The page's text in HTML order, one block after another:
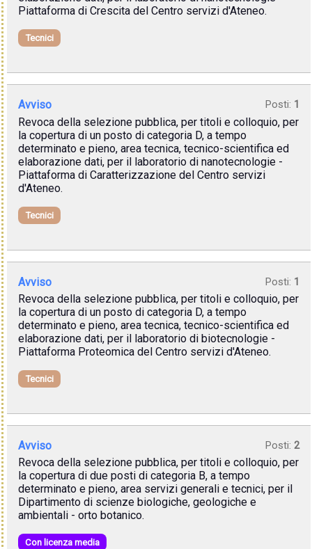
Piattaforma di Crescita del Centro servizi d'Ateneo.
Tecnici
Avviso Posti: 1
Revoca della selezione pubblica, per titoli e colloquio, per
la copertura di un posto di categoria D, a tempo
determinato e pieno, area tecnica, tecnico-scientifica ed
elaborazione dati, per il laboratorio di nanotecnologie -
Piattaforma di Caratterizzazione del Centro servizi
d'Ateneo.
Tecnici
Avviso Posti: 1
Revoca della selezione pubblica, per titoli e colloquio, per
la copertura di un posto di categoria D, a tempo
determinato e pieno, area tecnica, tecnico-scientifica ed
elaborazione dati, per il laboratorio di biotecnologie -
Piattaforma Proteomica del Centro servizi d'Ateneo.
Tecnici
Avviso Posti: 2
Revoca della selezione pubblica, per titoli e colloquio, per
la copertura di due posti di categoria B, a tempo
determinato e pieno, area servizi generali e tecnici, per il
Dipartimento di scienze biologiche, geologiche e
ambientali - orto botanico.
Con licenza media